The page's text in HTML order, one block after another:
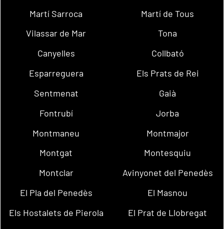
Martí Sarroca
Martí de Tous
Vilassar de Mar
Tona
Canyelles
Collbató
Esparreguera
Els Prats de Rei
Sentmenat
Gaià
Fontrubí
Jorba
Montmaneu
Montmajor
Montgat
Montesquiu
Montclar
Avinyonet del Penedès
El Pla del Penedès
El Masnou
Els Hostalets de Pierola
El Prat de Llobregat